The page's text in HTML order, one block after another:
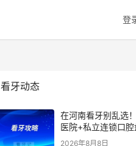
登
看牙动态
在河南看牙别乱选
医院+私立连锁口腔
点，医院优势、擅长
2026年8月8日